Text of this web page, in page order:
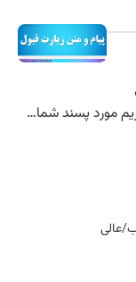
مورد پسند شما…
عالی